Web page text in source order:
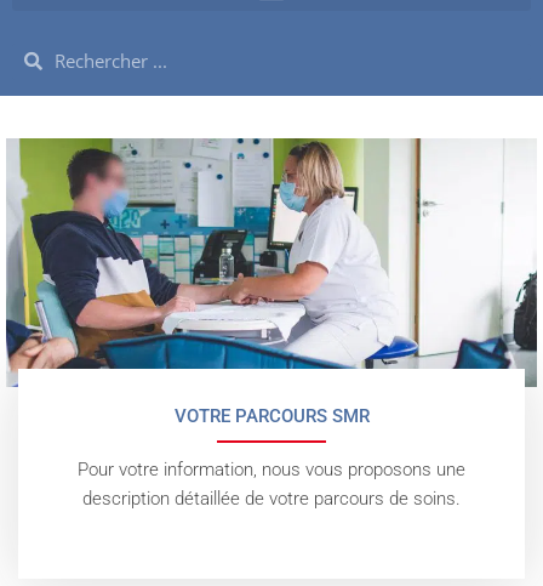
Rechercher
VOTRE PARCOURS SMR
Pour votre information, nous vous proposons une
description détaillée de votre parcours de soins.